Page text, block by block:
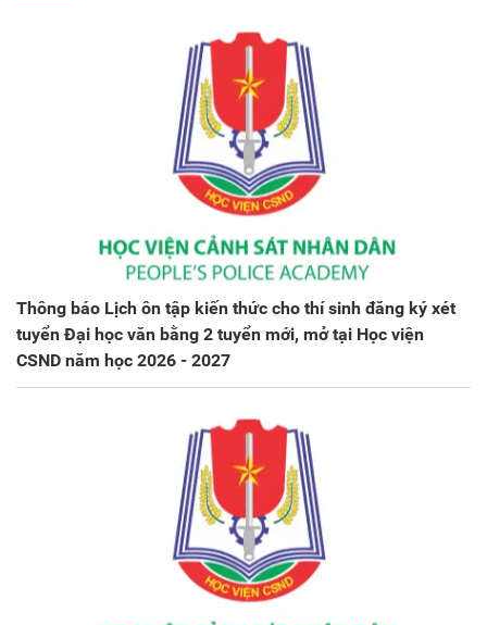
Thông báo Lịch ôn tập kiến thức cho thí sinh đăng ký xét
tuyển Đại học văn bằng 2 tuyển mới, mở tại Học viện
CSND năm học 2026 - 2027